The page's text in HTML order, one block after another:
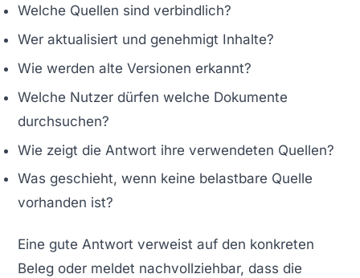
Welche Quellen sind verbindlich?
Wer aktualisiert und genehmigt Inhalte?
Wie werden alte Versionen erkannt?
Welche Nutzer dürfen welche Dokumente
durchsuchen?
Wie zeigt die Antwort ihre verwendeten Quellen?
Was geschieht, wenn keine belastbare Quelle
vorhanden ist?
Eine gute Antwort verweist auf den konkreten
Beleg oder meldet nachvollziehbar, dass die